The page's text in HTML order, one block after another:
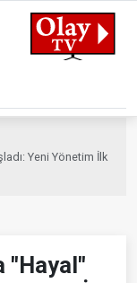
Yeni Yönetim İlk
"Hayal"